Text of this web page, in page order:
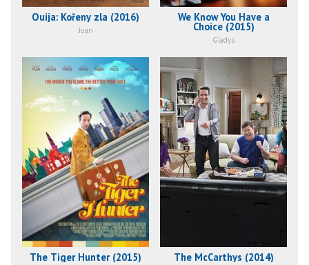
Ouija: Kořeny zla (2016)
Joan
We Know You Have a
Choice (2015)
Gladys
The Tiger Hunter (2015) The McCarthys (2014)